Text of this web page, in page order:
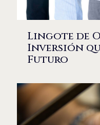
Lingote de
Inversión
Futuro